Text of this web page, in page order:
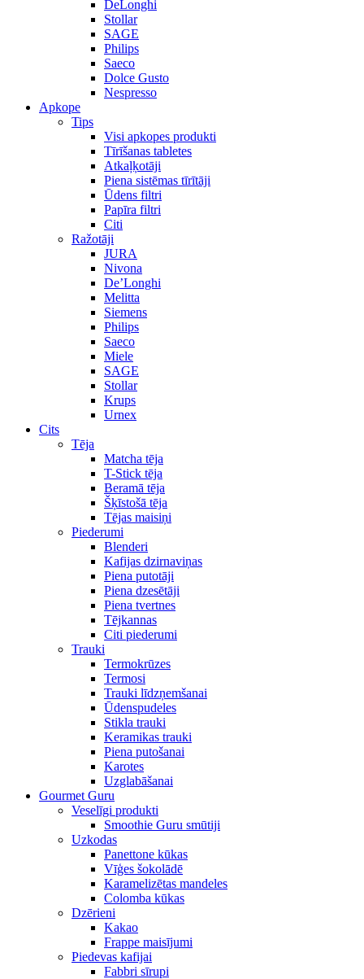
DeLonghi
Stollar
SAGE
Philips
Saeco
Dolce Gusto
Nespresso
Apkope
Tips
Visi apkopes produkti
Tīrīšanas tabletes
Atkaļķotāji
Piena sistēmas tīrītāji
Ūdens filtri
Papīra filtri
Citi
Ražotāji
JURA
Nivona
De’Longhi
Melitta
Siemens
Philips
Saeco
Miele
SAGE
Stollar
Krups
Urnex
Cits
Tēja
Matcha tēja
T-Stick tēja
Beramā tēja
Šķīstošā tēja
Tējas maisiņi
Piederumi
Blenderi
Kafijas dzirnaviņas
Piena putotāji
Piena dzesētāji
Piena tvertnes
Tējkannas
Citi piederumi
Trauki
Termokrūzes
Termosi
Trauki līdzņemšanai
Ūdenspudeles
Stikla trauki
Keramikas trauki
Piena putošanai
Karotes
Uzglabāšanai
Gourmet Guru
Veselīgi produkti
Smoothie Guru smūtiji
Uzkodas
Panettone kūkas
Vīģes šokolādē
Karamelizētas mandeles
Colomba kūkas
Dzērieni
Kakao
Frappe maisījumi
Piedevas kafijai
Fabbri sīrupi